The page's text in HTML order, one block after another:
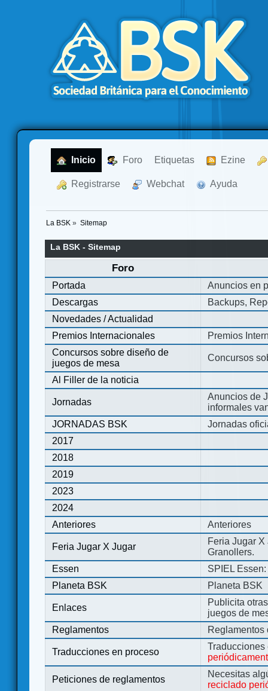
Inicio Foro Etiquetas Ezine
Registrarse Webchat Ayuda
La BSK » Sitemap
La BSK - Sitemap
Foro
Portada
Anuncios en
Descargas
Backups,
Novedades / Actualidad
Premios Internacionales
Premios
Concursos sobre diseño de
juegos de mesa
Concursos
Al Filler de la noticia
Jornadas
Anuncios de
informales
JORNADAS BSK
Jornadas
2017
2018
2019
2023
2024
Anteriores
Anteriores
Feria Jugar X Jugar
Feria Jugar
Granollers.
Essen
SPIEL
Planeta BSK
Planeta BSK
Enlaces
Publicita
juegos de
Reglamentos
Reglamentos
Traducciones en proceso
Peticiones de reglamentos
Necesitas
reciclado